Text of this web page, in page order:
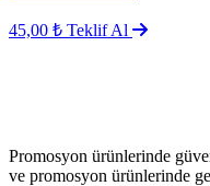
45,00 ₺ Teklif Al
Promosyon ürünlerinde
ve promosyon ürünlerinde